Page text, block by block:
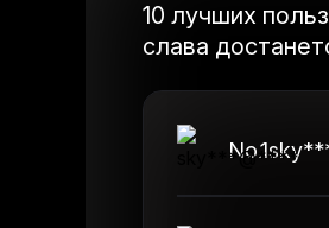
10 лучших
слава
No.1